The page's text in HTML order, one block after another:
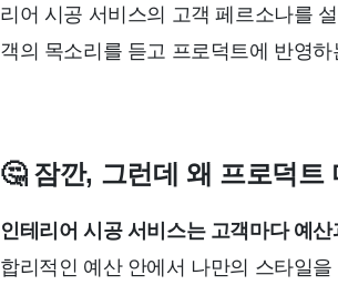
리어 시공 서비스의 고객 페르소나를
객의 목소리를 듣고 프로덕트에 반영
🤔잠깐, 그런데 왜 프로덕트
인테리어 시공 서비스는 고객마다 예
합리적인 예산 안에서 나만의 스타일